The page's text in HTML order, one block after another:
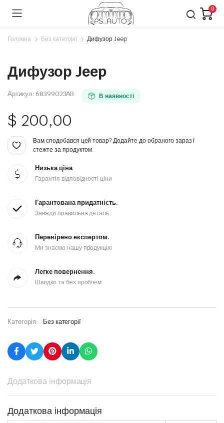
0
Головна Без категорії Дифузор Jeep
Дифузор Jeep
Артикул: 68399023AB В наявності
$ 200,00
Вам сподобався цей товар? Додайте до обраного зараз і
стежте за продуктом.
Низька ціна
Гарантія відповідності ціни
Гарантована придатність.
Завжди правильна деталь
Перевірено експертом.
Ми знаємо нашу продукцію
Легке повернення.
Швидко та без проблем
Категорія: Без категорії
Додаткова інформація
Додаткова інформація